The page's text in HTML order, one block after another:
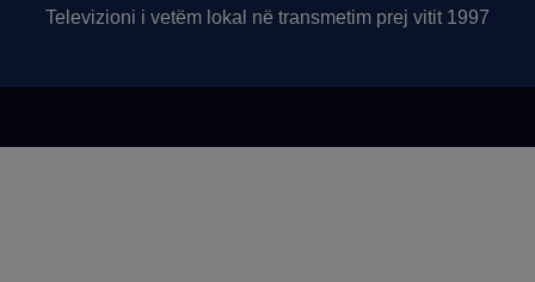
Televizioni i vetëm lokal në transmetim prej vitit 1997